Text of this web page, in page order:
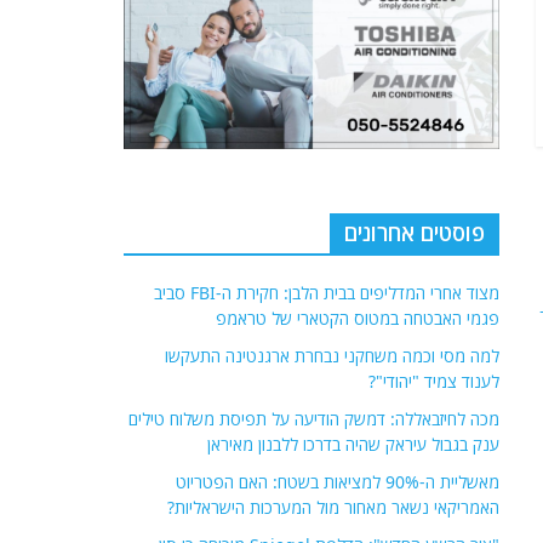
פוסטים אחרונים
מצוד אחרי המדליפים בבית הלבן: חקירת ה-FBI סביב
פגמי האבטחה במטוס הקטארי של טראמפ
למה מסי וכמה משחקני נבחרת ארגנטינה התעקשו
לענוד צמיד "יהודי"?
מכה לחיזבאללה: דמשק הודיעה על תפיסת משלוח טילים
ענק בגבול עיראק שהיה בדרכו ללבנון מאיראן
מאשליית ה-90% למציאות בשטח: האם הפטריוט
האמריקאי נשאר מאחור מול המערכות הישראליות?